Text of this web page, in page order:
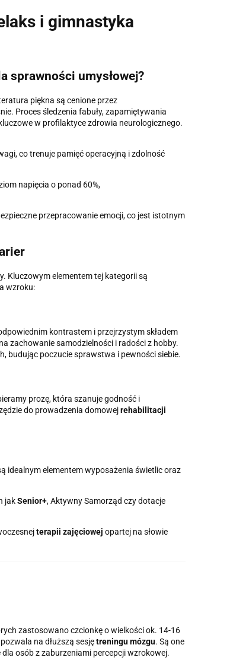
i gimnastyka
sprawności umysłowej?
piękna są cenione przez
Proces śledzenia fabuły, zapamiętywania
w profilaktyce zdrowia neurologicznego.
co trenuje pamięć operacyjną i zdolność
napięcia o ponad 60%,
przepracowanie emocji, co jest istotnym
Kluczowym elementem tej kategorii są
wzroku:
kontrastem i przejrzystym składem
zachowanie samodzielności i radości z hobby.
budując poczucie sprawstwa i pewności siebie.
prozę, która szanuje godność i
do prowadzenia domowej rehabilitacji
idealnym elementem wyposażenia świetlic oraz
jak Senior+, Aktywny Samorząd czy dotacje
terapii zajęciowej opartej na słowie
zastosowano czcionkę o wielkości ok. 14-16
na dłuższą sesję treningu mózgu. Są one
osób z zaburzeniami percepcji wzrokowej.